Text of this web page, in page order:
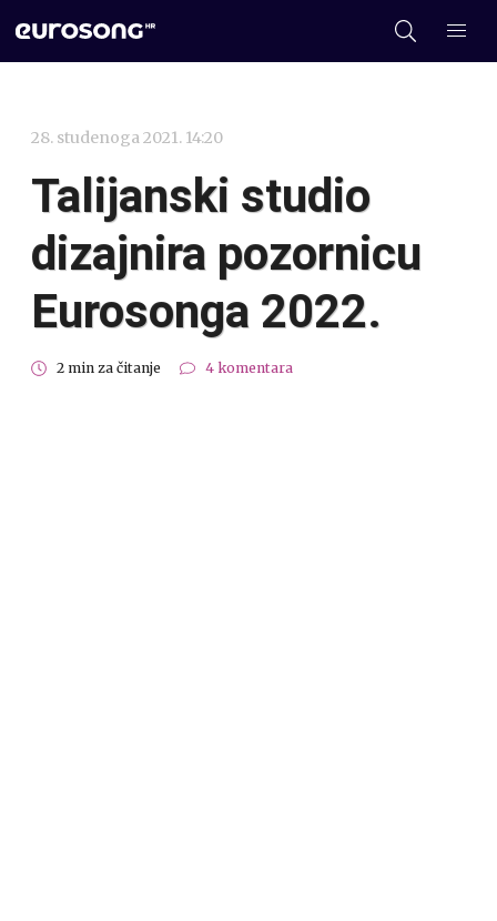
28. studenoga 2021. 14:20
Talijanski studio
dizajnira pozornicu
Eurosonga 2022.
2 min za čitanje 4 komentara